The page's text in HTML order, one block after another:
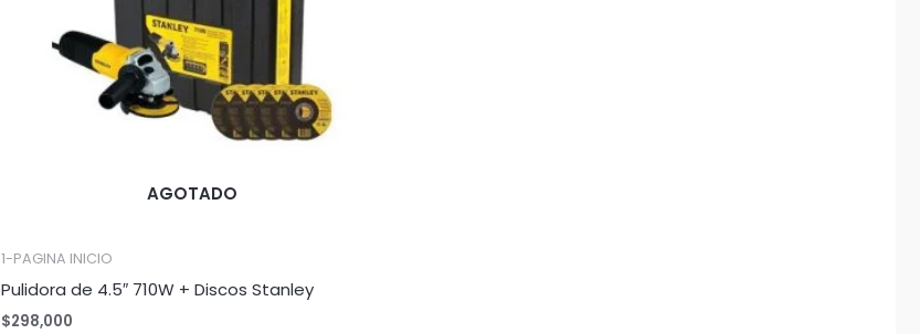
AGOTADO
1-PAGINA INICIO
Pulidora de 4.5″ 710W + Discos Stanley
$298,000